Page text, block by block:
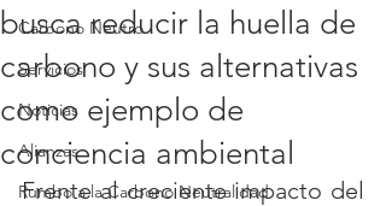
Carbono Neutro
Servicios
Noticias
Alianzas
Rumbo a la Carbono Neutralidad
busca reducir la huella de
carbono y sus alternativas
como ejemplo de
conciencia ambiental
Frente al creciente impacto del